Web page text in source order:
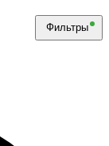
Фильтры